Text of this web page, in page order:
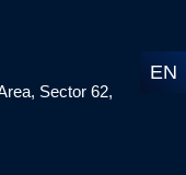
EN
Sector 62,